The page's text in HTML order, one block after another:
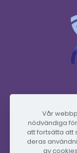
Vår
nödvändiga
att fortsätta att
deras
av